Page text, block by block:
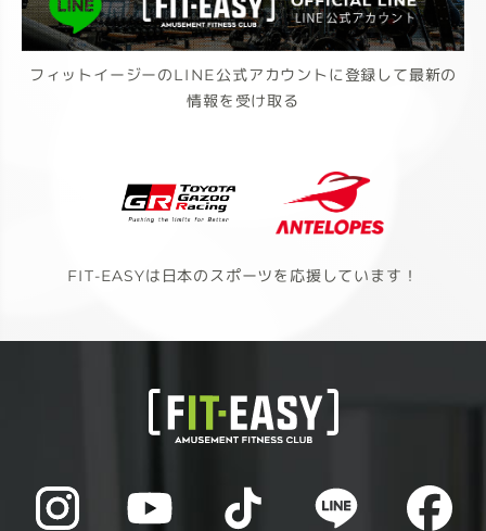
フィットイージーのLINE公式アカウントに登録して最新の
情報を受け取る
FIT-EASYは日本のスポーツを応援しています！